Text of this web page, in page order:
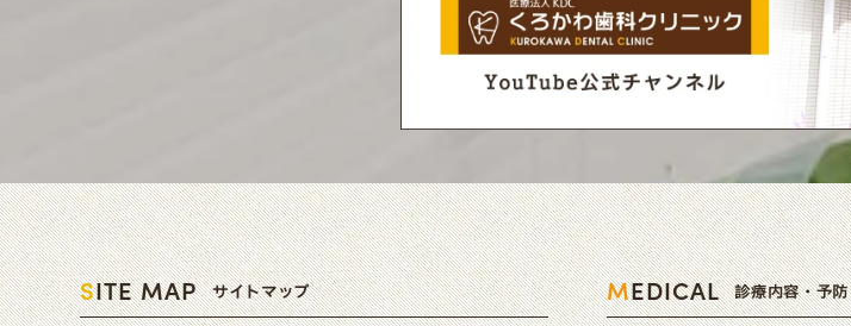
SITE MAP サイトマップ MEDICAL 診療内容・予防